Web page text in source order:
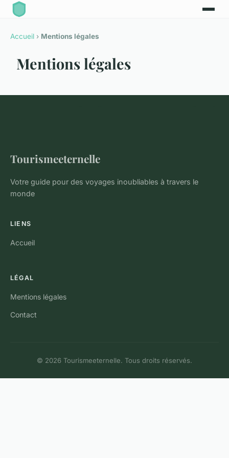
Accueil › Mentions légales
Mentions légales
Tourismeeternelle
Votre guide pour des voyages inoubliables à travers le
monde
LIENS
Accueil
LÉGAL
Mentions légales
Contact
© 2026 Tourismeeternelle. Tous droits réservés.